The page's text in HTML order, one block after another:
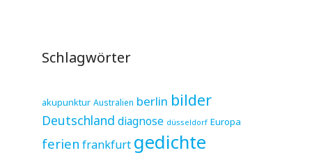
Schlagwörter
akupunktur Australien berlin bilder
Deutschland diagnose düsseldorf Europa
ferien frankfurt gedichte